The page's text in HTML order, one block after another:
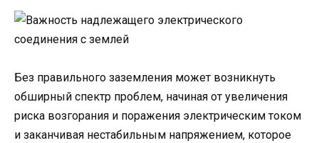
Без правильного заземления может возникнуть
обширный спектр проблем, начиная от увеличения
риска возгорания и поражения электрическим током
и заканчивая нестабильным напряжением, которое